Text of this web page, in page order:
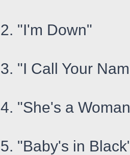
2. "I'm Down"
3. "I Call Your
4. "She's a
5. "Baby's in